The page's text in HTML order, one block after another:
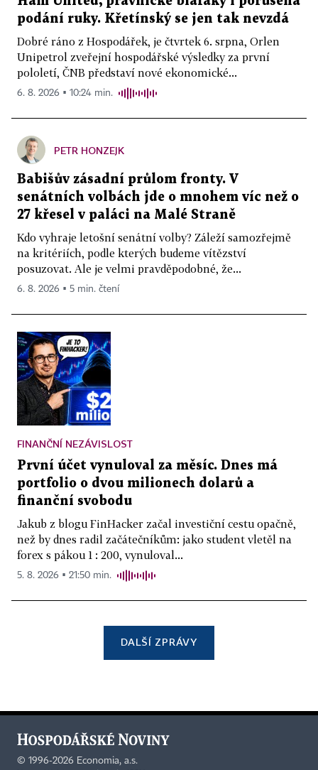
podání ruky. Křetínský se jen tak nevzdá
Dobré ráno z Hospodářek, je čtvrtek 6. srpna, Orlen
Unipetrol zveřejní hospodářské výsledky za první
pololetí, ČNB představí nové ekonomické...
6. 8. 2026 ▪ 10:24 min.
PETR HONZEJK
Babišův zásadní průlom fronty. V
senátních volbách jde o mnohem víc než o
27 křesel v paláci na Malé Straně
Kdo vyhraje letošní senátní volby? Záleží samozřejmě
na kritériích, podle kterých budeme vítězství
posuzovat. Ale je velmi pravděpodobné, že...
6. 8. 2026 ▪ 5 min. čtení
FINANČNÍ NEZÁVISLOST
První účet vynuloval za měsíc. Dnes má
portfolio o dvou milionech dolarů a
finanční svobodu
Jakub z blogu FinHacker začal investiční cestu opačně,
než by dnes radil začátečníkům: jako student vletěl na
forex s pákou 1 : 200, vynuloval...
5. 8. 2026 ▪ 21:50 min.
DALŠÍ ZPRÁVY
© 1996-2026 Economia, a.s.